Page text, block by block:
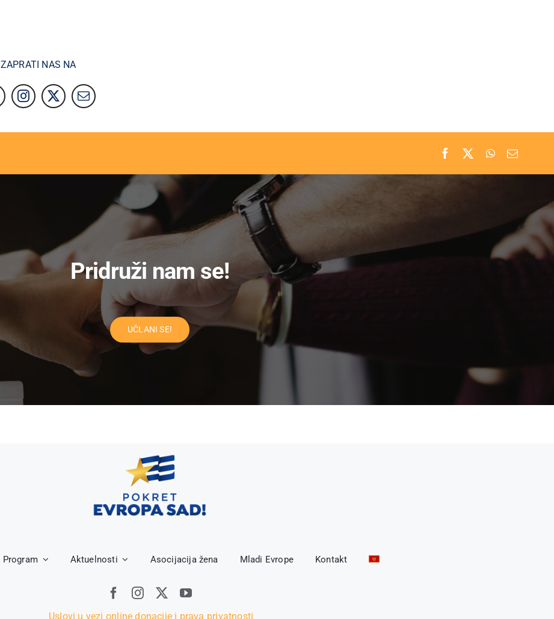
ZAPRATI NAS NA
Pridruži nam se!
UČLANI SE!
Program Aktuelnosti Asocijacija žena Mladi Evrope Kontakt
Uslovi u vezi online donacije i prava privatnosti